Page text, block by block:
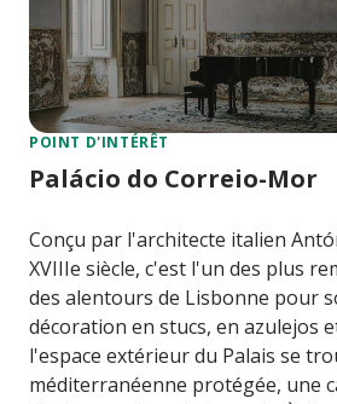
POINT D'INTÉRÊT
Palácio do Correio-Mor
Conçu par l'architecte italien
XVIIIe siècle, c'est l'un des plus
des alentours de Lisbonne pour
décoration en stucs, en azulejos
l'espace extérieur du Palais se
méditerranéenne protégée, une